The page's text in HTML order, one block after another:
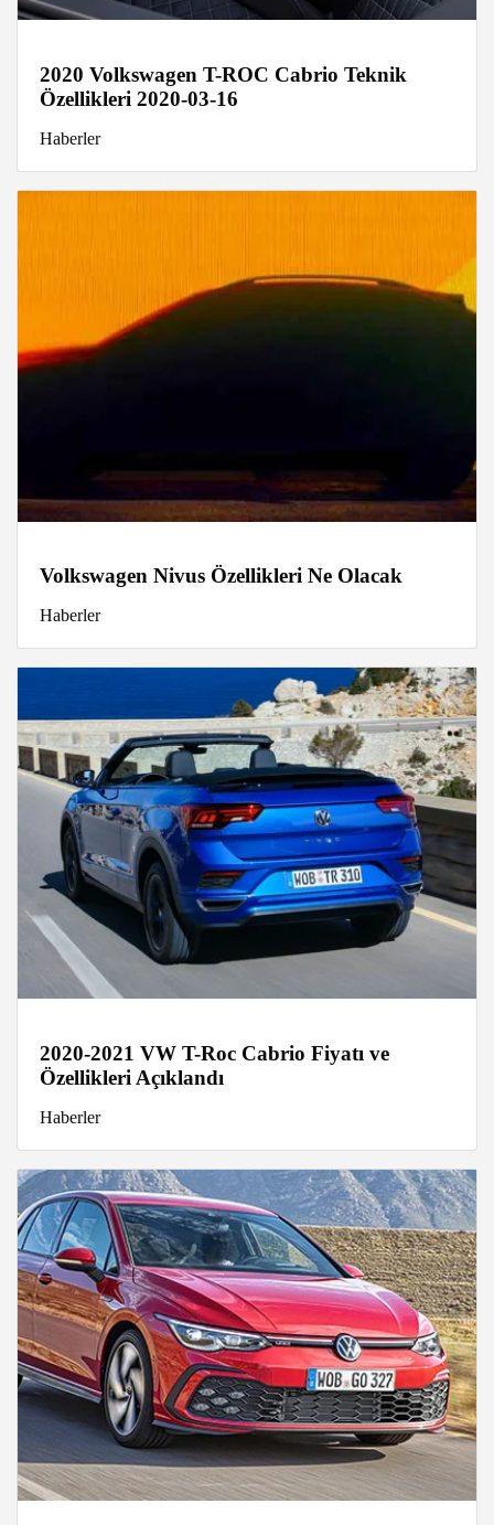
2020 Volkswagen T-ROC Cabrio Teknik
Özellikleri 2020-03-16
Haberler
Volkswagen Nivus Özellikleri Ne Olacak
Haberler
2020-2021 VW T-Roc Cabrio Fiyatı ve
Özellikleri Açıklandı
Haberler